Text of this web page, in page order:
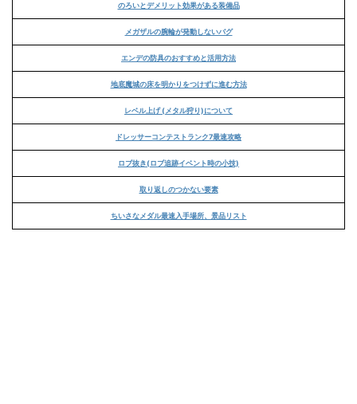
のろいとデメリット効果がある装備品
メガザルの腕輪が発動しないバグ
エンデの防具のおすすめと活用方法
地底魔城の床を明かりをつけずに進む方法
レベル上げ (メタル狩り)について
ドレッサーコンテストランク7最速攻略
ロブ抜き(ロブ追跡イベント時の小技)
取り返しのつかない要素
ちいさなメダル最速入手場所、景品リスト